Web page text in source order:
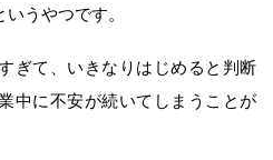
うやつです。
ぎて、いきなりはじめると判断
中に不安が続いてしまうことが